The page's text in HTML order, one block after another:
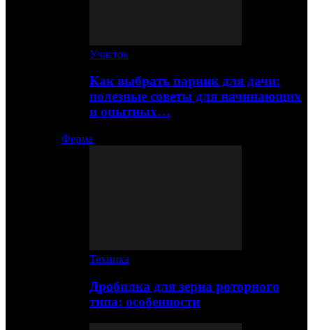
Участок
Как выбрать парник для дачи:
полезные советы для начинающих
и опытных…
Ферма
Техника
Дробилка для зерна роторного
типа: особенности